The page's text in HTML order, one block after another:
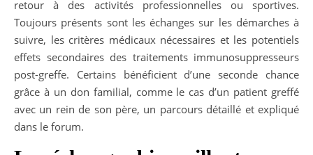
retour à des activités professionnelles ou sportives.
Toujours présents sont les échanges sur les démarches à
suivre, les critères médicaux nécessaires et les potentiels
effets secondaires des traitements immunosuppresseurs
post-greffe. Certains bénéficient d’une seconde chance
grâce à un don familial, comme le cas d’un patient greffé
avec un rein de son père, un parcours détaillé et expliqué
dans le forum.